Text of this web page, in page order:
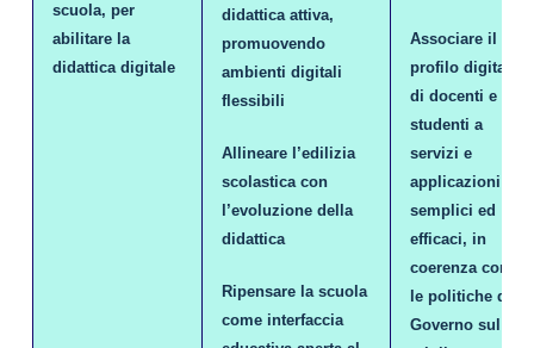
scuola, per
abilitare la
didattica digitale
didattica attiva,
promuovendo
ambienti digitali
flessibili
Allineare l’edilizia
scolastica con
l’evoluzione della
didattica
Ripensare la scuola
come interfaccia
Associare il
profilo digitale
di docenti e
studenti a
servizi e
applicazioni
semplici ed
efficaci, in
coerenza con
le politiche del
Governo sul